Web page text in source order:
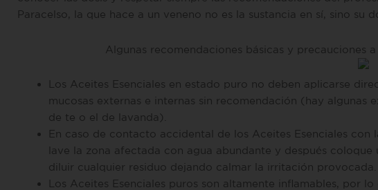
Paracelso, la que hace a un veneno no es la sustancia en sí, sino su
Algunas recomendaciones básicas y precauciones a
Los Aceites Esenciales en estado puro no deben aplicarse
mucosas externas e internas sin recomendación (hay algunas
de te o el de lavanda).
En caso de contacto accidental de los Aceites Esenciales con
lave la zona afectada con agua abundante y después
diluir cualquier residuo dejando calmar la irritación provocada.
Los Aceites Esenciales puros son altamente inflamables, por